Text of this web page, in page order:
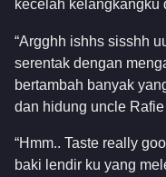
kecelah kelangkangku
“Argghh ishhs sisshh
serentak dengan
bertambah banyak
dan hidung uncle
“Hmm.. Taste really
baki lendir ku yang